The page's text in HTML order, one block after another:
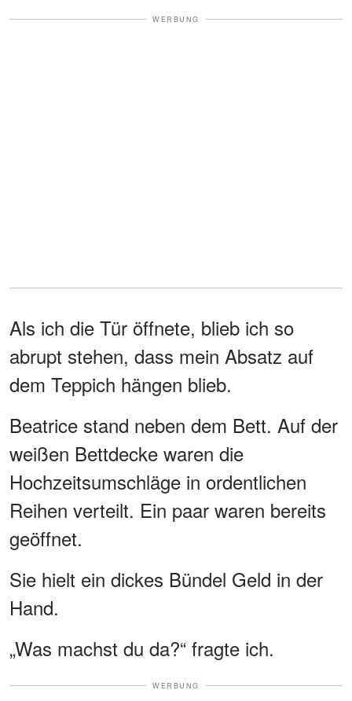
WERBUNG
Als ich die Tür öffnete, blieb ich so
abrupt stehen, dass mein Absatz auf
dem Teppich hängen blieb.
Beatrice stand neben dem Bett. Auf der
weißen Bettdecke waren die
Hochzeitsumschläge in ordentlichen
Reihen verteilt. Ein paar waren bereits
geöffnet.
Sie hielt ein dickes Bündel Geld in der
Hand.
„Was machst du da?“ fragte ich.
WERBUNG